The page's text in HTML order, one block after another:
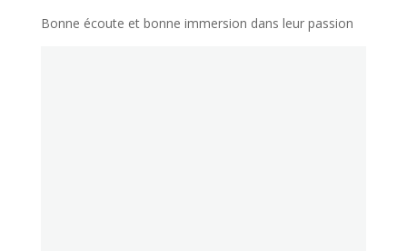
Bonne écoute et bonne immersion dans leur passion